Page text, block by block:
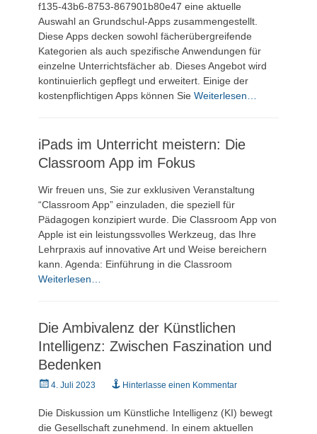
f135-43b6-8753-867901b80e47 eine aktuelle
Auswahl an Grundschul-Apps zusammengestellt.
Diese Apps decken sowohl fächerübergreifende
Kategorien als auch spezifische Anwendungen für
einzelne Unterrichtsfächer ab. Dieses Angebot wird
kontinuierlich gepflegt und erweitert. Einige der
kostenpflichtigen Apps können Sie Weiterlesen…
iPads im Unterricht meistern: Die
Classroom App im Fokus
Wir freuen uns, Sie zur exklusiven Veranstaltung
“Classroom App” einzuladen, die speziell für
Pädagogen konzipiert wurde. Die Classroom App von
Apple ist ein leistungssvolles Werkzeug, das Ihre
Lehrpraxis auf innovative Art und Weise bereichern
kann. Agenda: Einführung in die Classroom
Weiterlesen…
Die Ambivalenz der Künstlichen
Intelligenz: Zwischen Faszination und
Bedenken
Veröffentlicht
4. Juli 2023 Hinterlasse einen Kommentar
Die Diskussion um Künstliche Intelligenz (KI) bewegt
die Gesellschaft zunehmend. In einem aktuellen